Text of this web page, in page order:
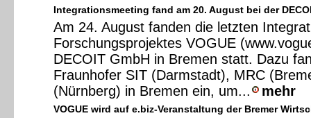
Integrationsmeeting fand am 20. August bei der
Am 24. August fanden die letzten
Forschungsprojektes VOGUE
DECOIT GmbH in Bremen statt. Dazu
Fraunhofer SIT (Darmstadt), MRC
(Nürnberg) in Bremen ein, um...
mehr
VOGUE wird auf e.biz-Veranstaltung der Bremer